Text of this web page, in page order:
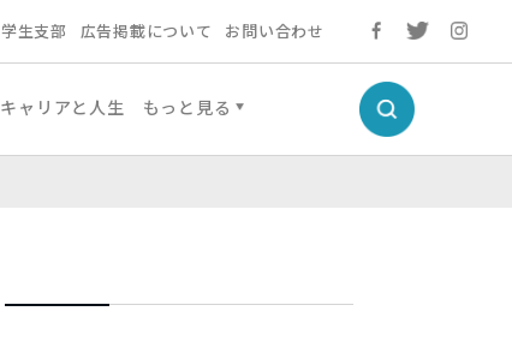
学生支部 広告掲載について お問い合わせ
キャリアと人生 もっと見る